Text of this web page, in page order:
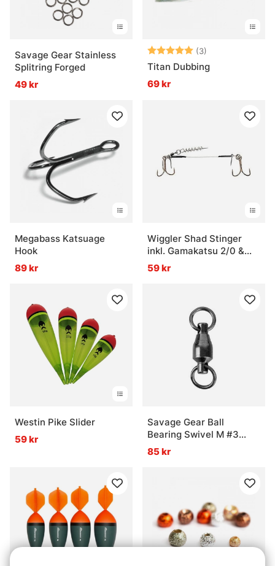
Savage Gear Stainless
Splitring Forged
49 kr
Betyg: (3)
Titan Dubbing
69 kr
Megabass Katsuage
Hook
89 kr
Wiggler Shad Stinger
inkl. Gamakatsu 2/0 &
Shallow Skruv
59 kr
Westin Pike Slider
59 kr
Savage Gear Ball
Bearing Swivel M #3
34kg 8-pack
85 kr